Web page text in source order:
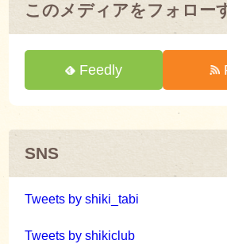
このメディアをフォロー
Feedly
SNS
Tweets by shiki_tabi
Tweets by shikiclub